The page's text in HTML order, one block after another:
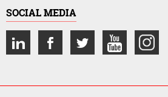
SOCIAL MEDIA